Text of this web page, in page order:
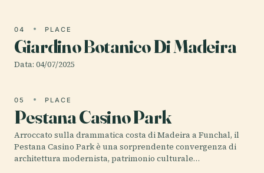
04 PLACE
Giardino Botanico Di Madeira
Data: 04/07/2025
05 PLACE
Pestana Casino Park
Arroccato sulla drammatica costa di Madeira a Funchal, il
Pestana Casino Park è una sorprendente convergenza di
architettura modernista, patrimonio culturale…